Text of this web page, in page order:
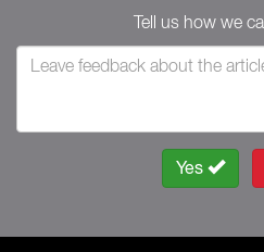
Tell us how we
Yes